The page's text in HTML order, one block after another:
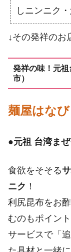
しニンニク
↓その発祥のお
発祥の味！元
市）
麺屋はなび
●元祖 台湾ま
食欲をそそる
ニク ！
利尻昆布をお
むのもポイン
サービスで「